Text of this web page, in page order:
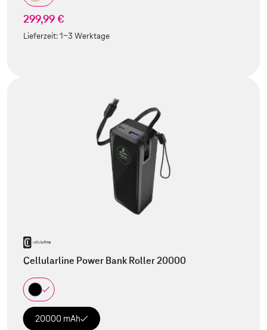
299,99 €
Lieferzeit:1-3 Werktage
Cellularline Power Bank Roller 20000
20000 mAh